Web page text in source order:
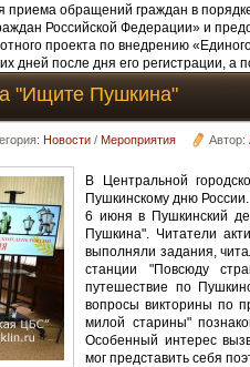
обращений граждан в
Российской Федерации» и
проекта по внедрению
дней после дня его регистрации, а
"Ищите Пушкина"
Новости /Мероприятия Автор:
В Центральной
Пушкинскому дню России.
6 июня в Пушкинский
Пушкина". Читатели
выполняли задания,
станции "Повсюду
путешествие по
вопросы викторины по
милой старины"
Особенный интерес
мог представить себя